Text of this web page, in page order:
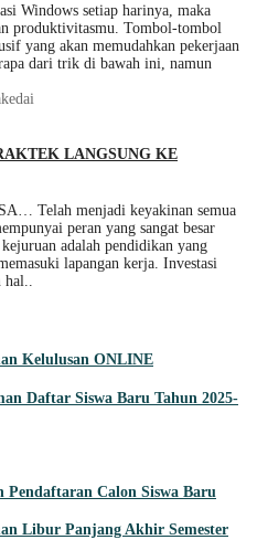
Windows setiap harinya, maka
produktivitasmu. Tombol-tombol
yang akan memudahkan pekerjaan
dari trik di bawah ini, namun
LANGSUNG KE
Telah menjadi keyakinan semua
peran yang sangat besar
adalah pendidikan yang
lapangan kerja. Investasi
Kelulusan ONLINE
Daftar Siswa Baru Tahun 2025-
Pendaftaran Calon Siswa Baru
Libur Panjang Akhir Semester